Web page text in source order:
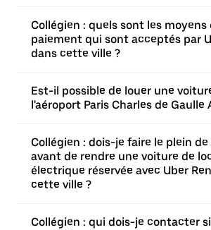
Collégien : quels sont les moyens
paiement qui sont acceptés par
dans cette ville ?
Est-il possible de louer une
l'aéroport Paris Charles de Gaulle
Collégien : dois-je faire le plein
avant de rendre une voiture de
électrique réservée avec Uber
cette ville ?
Collégien : qui dois-je contacter